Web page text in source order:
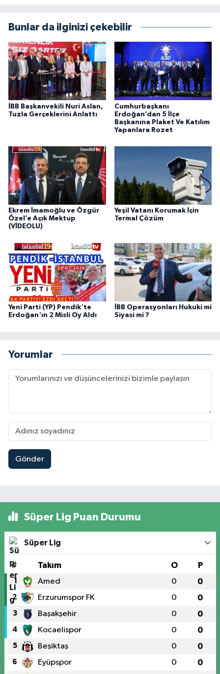
Bunlar da ilginizi çekebilir
İBB Başkanvekili Nuri Aslan,
Tuzla Gerçeklerini Anlattı
Cumhurbaşkanı
Erdoğan’dan 5 İlçe
Başkanına Plaket Ve Katılım
Yapanlara Rozet
Ekrem İmamoğlu ve Özgür
Özel’e Açık Mektup
(VİDEOLU)
Yeşil Vatanı Korumak İçin
Termal Çözüm
Yeni Parti (YP) Pendik'te
Erdoğan'ın 2 Misli Oy Aldı
İBB Operasyonları Hukuki mi
Siyasi mi ?
Yorumlar
Gönder
Süper Lig Puan Durumu
Süper Lig
# Takım O P
1 Amed 0 0
2 Erzurumspor FK 0 0
3 Başakşehir 0 0
4 Kocaelispor 0 0
5 Beşiktaş 0 0
6 Eyüpspor 0 0